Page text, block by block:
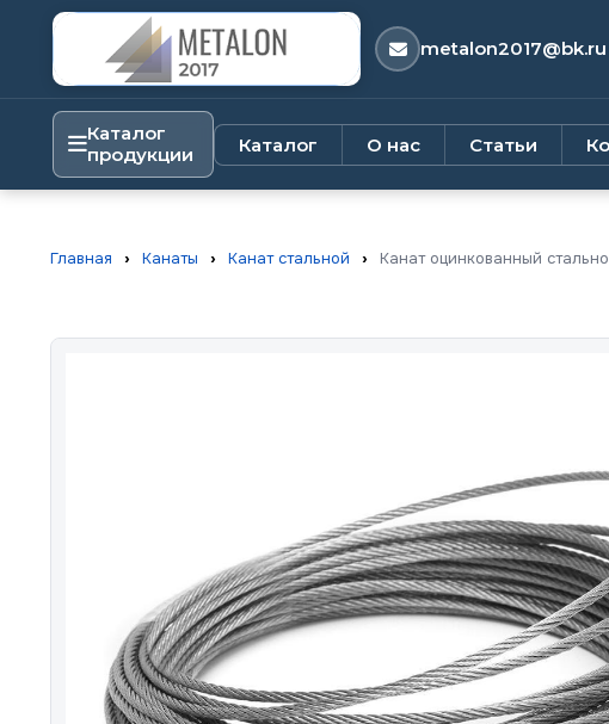
metalon2017@bk.ru
Каталог
продукции
Каталог О нас Статьи
Главная › Канаты › Канат стальной › Канат оцинкованный